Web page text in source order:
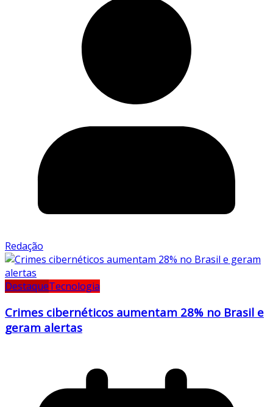
Redação
DestaqueTecnologia
Crimes cibernéticos aumentam 28% no Brasil e
geram alertas